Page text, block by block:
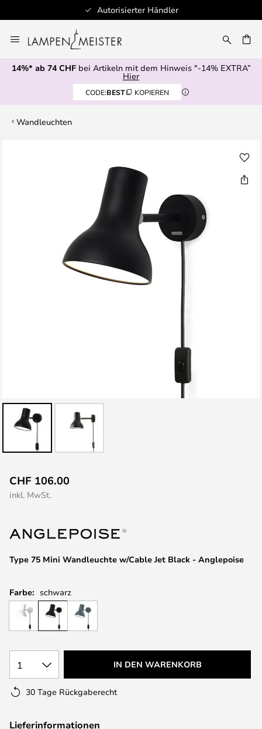
Autorisierter Händler
Inhalt
springen
14%* ab 74 CHFbei Artikeln mit dem Hinweis "-14% EXTRA”
Hier
CODE:BEST KOPIEREN
Wandleuchten
Anfang
der
springen
Type 75 Mini Wandleuchte w/Cable Jet Black - Anglepoise
CHF 106.00
inkl. MwSt.
Farbe: schwarz
1 IN DEN WARENKORB
30 Tage Rückgaberecht
Lieferinformationen